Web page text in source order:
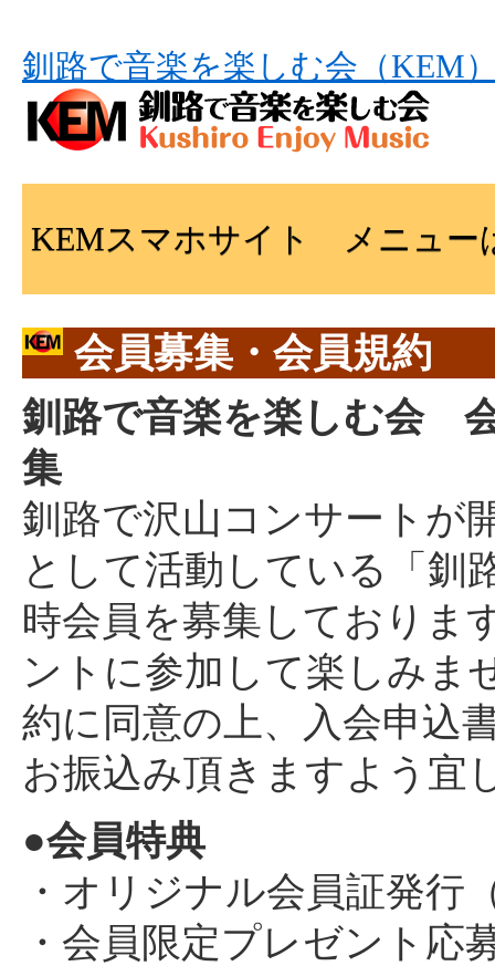
釧路で音楽を楽しむ会（
KEMスマホサイト メニュー
会員募集・会員規約
釧路で音楽を楽しむ会
集
釧路で沢山コンサートが
として活動している「釧
時会員を募集しておりま
ントに参加して楽しみま
約に同意の上、入会申込
お振込み頂きますよう宜
●会員特典
・オリジナル会員証発行
・会員限定プレゼント応